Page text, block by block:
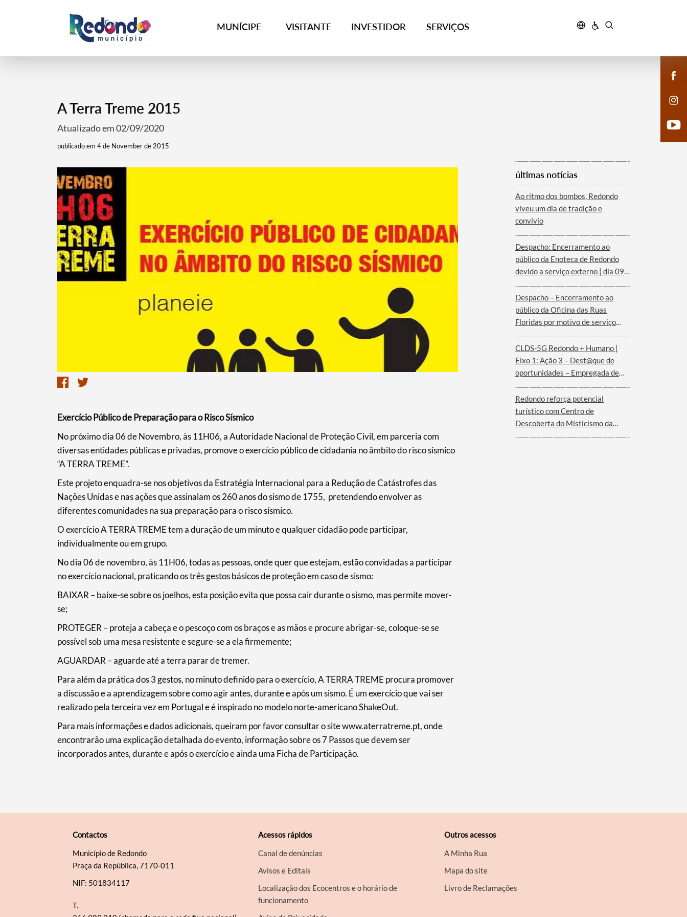
MUNÍCIPE VISITANTE INVESTIDOR SERVIÇOS
Termo de Pesquisa
Categorias gerais
Filtros
A Terra Treme 2015
Atualizado em 02/09/2020
publicado em 4 de November de 2015
Exercício Público de Preparação para o Risco Sísmico
​No próximo dia 06 de Novembro, às 11H06, a Autoridade Nacional de Proteção Civil, em parceria com
diversas entidades públicas e privadas, promove o exercício público de cidadania no âmbito do risco sísmico
“A TERRA TREME”.
Este projeto enquadra-se nos objetivos da Estratégia Internacional para a Redução de Catástrofes das
Nações Unidas e nas ações que assinalam os 260 anos do sismo de 1755, pretendendo envolver as
diferentes comunidades na sua preparação para o risco sísmico.
O exercício A TERRA TREME tem a duração de um minuto e qualquer cidadão pode participar,
individualmente ou em grupo.
No dia 06 de novembro, às 11H06, todas as pessoas, onde quer que estejam, estão convidadas a participar
no exercício nacional, praticando os três gestos básicos de proteção em caso de sismo:
BAIXAR – baixe-se sobre os joelhos, esta posição evita que possa cair durante o sismo, mas permite mover-
se;
PROTEGER – proteja a cabeça e o pescoço com os braços e as mãos e procure abrigar-se, coloque-se se
possível sob uma mesa resistente e segure-se a ela firmemente;
AGUARDAR – aguarde até a terra parar de tremer.
Para além da prática dos 3 gestos, no minuto definido para o exercício, A TERRA TREME procura promover
a discussão e a aprendizagem sobre como agir antes, durante e após um sismo. É um exercício que vai ser
realizado pela terceira vez em Portugal e é inspirado no modelo norte-americano ShakeOut.
Para mais informações e dados adicionais, queiram por favor consultar o site www.aterratreme.pt, onde
encontrarão uma explicação detalhada do evento, informação sobre os 7 Passos que devem ser
incorporados antes, durante e após o exercício e ainda uma Ficha de Participação.
últimas notícias
Ao ritmo dos bombos, Redondo
viveu um dia de tradição e
convívio
Despacho: Encerramento ao
público da Enoteca de Redondo
devido a serviço externo | dia 09
Despacho – Encerramento ao
público da Oficina das Ruas
Floridas por motivo de serviço
CLDS-5G Redondo + Humano |
Eixo 1: Ação 3 – Dest@que de
oportunidades – Empregada de
Paulo – Serra d´Ossa)
Redondo reforça potencial
turístico com Centro de
Descoberta do Misticismo da
Serra d´Ossa
Contactos
Município de Redondo
Praça da República, 7170-011
NIF: 501834117
T.
Acessos rápidos
Canal de denúncias
Avisos e Editais
Localização dos Ecocentros e o horário de
funcionamento
Outros acessos
A Minha Rua
Mapa do site
Livro de Reclamações